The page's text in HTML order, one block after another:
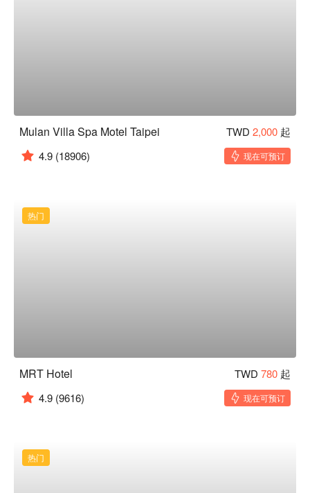
Mulan Villa Spa Motel Taipei TWD 2,000 起
4.9 (18906) 现在可预订
热门
MRT Hotel TWD 780 起
4.9 (9616) 现在可预订
热门